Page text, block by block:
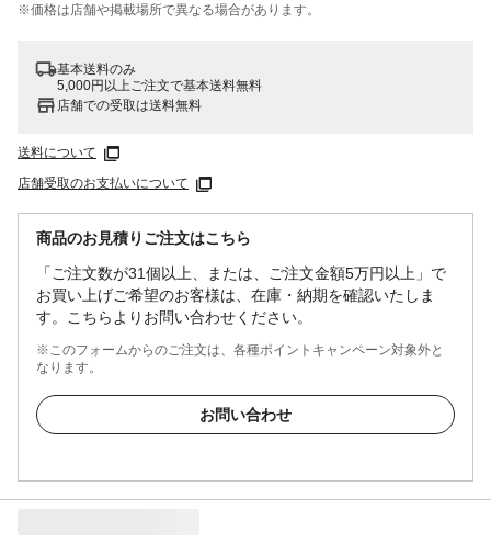
※価格は​店舗や​掲載場所で​異なる​場合が​あります。
基本送料のみ
5,000円以上ご注文で基本送料無料
店舗での受取は送料無料
送料について
店舗受取のお支払いについて
商品のお見積りご注文はこちら
「ご注文数が31個以上、または、ご注文金額5万円以上」で
お買い上げご希望のお客様は、在庫・納期を確認いたしま
す。こちらよりお問い合わせください。
※このフォームからのご注文は、各種ポイントキャンペーン対象外と
なります。
お問い合わせ